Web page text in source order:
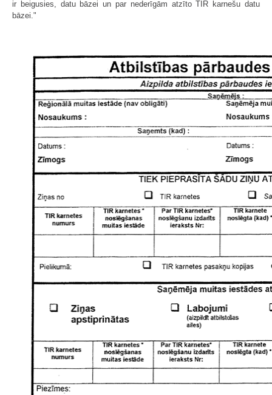
ir beigusies, datu bāzei un par nederīgām atzīto TIR karnešu datu
bāzei."